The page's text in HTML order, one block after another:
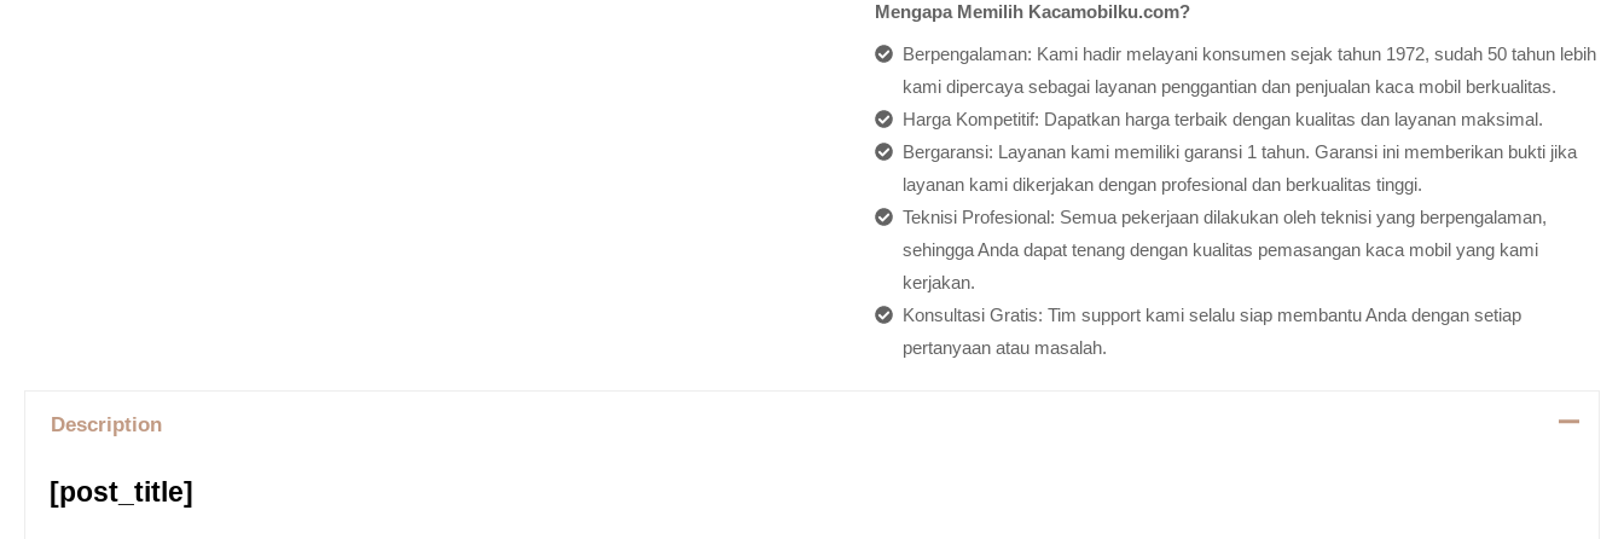
Mengapa Memilih Kacamobilku.com?
Berpengalaman: Kami hadir melayani konsumen sejak tahun 1972, sudah 50 tahun lebih
kami dipercaya sebagai layanan penggantian dan penjualan kaca mobil berkualitas.
Harga Kompetitif: Dapatkan harga terbaik dengan kualitas dan layanan maksimal.
Bergaransi: Layanan kami memiliki garansi 1 tahun. Garansi ini memberikan bukti jika
layanan kami dikerjakan dengan profesional dan berkualitas tinggi.
Teknisi Profesional: Semua pekerjaan dilakukan oleh teknisi yang berpengalaman,
sehingga Anda dapat tenang dengan kualitas pemasangan kaca mobil yang kami
kerjakan.
Konsultasi Gratis: Tim support kami selalu siap membantu Anda dengan setiap
pertanyaan atau masalah.
Description
[post_title]